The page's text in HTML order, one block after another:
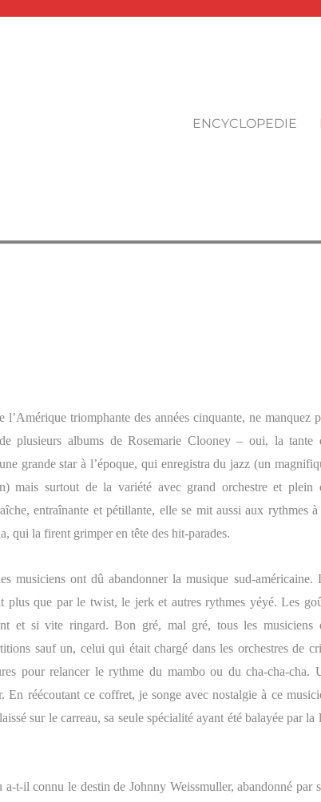
ENCYCLOPEDIE
l’Amérique triomphante des années cinquante, ne manquez
plusieurs albums de Rosemarie Clooney – oui, la tante
grande star à l’époque, qui enregistra du jazz (un
mais surtout de la variété avec grand orchestre et plein
entraînante et pétillante, elle se mit aussi aux rythmes à
qui la firent grimper en tête des hit-parades.
musiciens ont dû abandonner la musique sud-américaine.
plus que par le twist, le jerk et autres rythmes yéyé. Les
et si vite ringard. Bon gré, mal gré, tous les musiciens
sauf un, celui qui était chargé dans les orchestres de
pour relancer le rythme du mambo ou du cha-cha-cha.
En réécoutant ce coffret, je songe avec nostalgie à ce
sur le carreau, sa seule spécialité ayant été balayée par la
t-il connu le destin de Johnny Weissmuller, abandonné par